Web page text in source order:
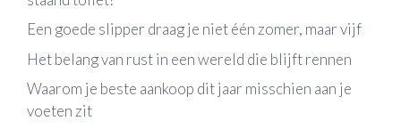
Een goede slipper draag je niet één zomer, maar vijf
Het belang van rust in een wereld die blijft rennen
Waarom je beste aankoop dit jaar misschien aan je
voeten zit